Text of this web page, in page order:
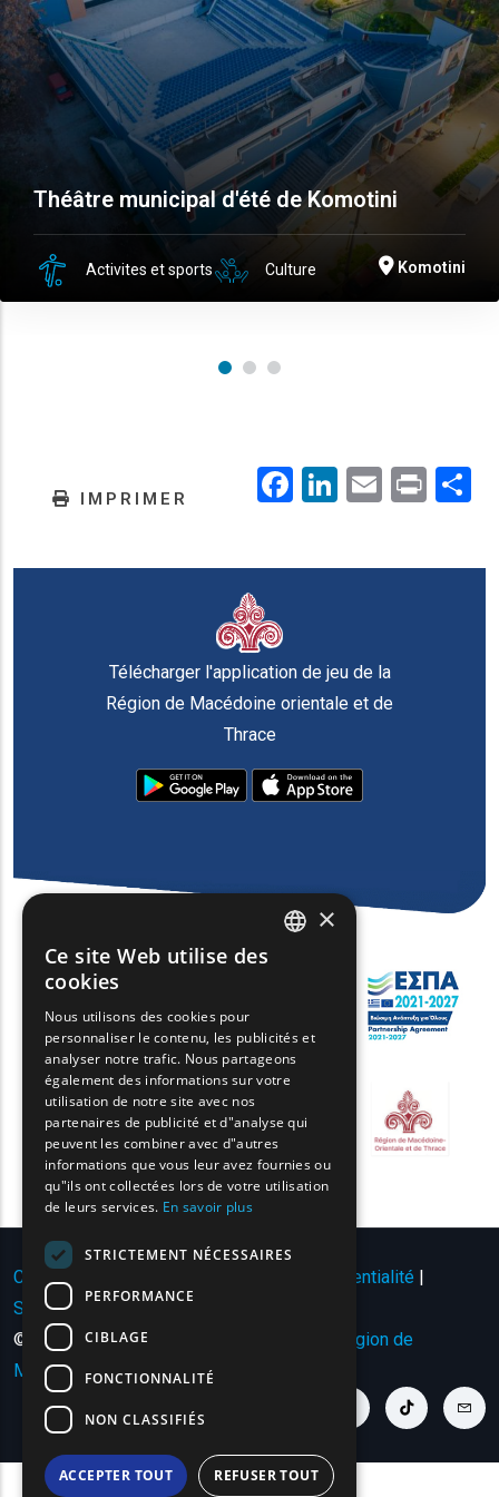
Théâtre municipal d'été de Komotini
Activites et sports Culture Komotini
IMPRIMER Facebook
LinkedIn
EmailPrint
Télécharger l'application de jeu de la
Région de Macédoine orientale et de
Thrace
Conditions d'utilisation | Politique de confidentialité |
Sitemap
| Contact
© Copyright 2024 - Tous droits réservés
Région de
Macédoine orientale et de Thrace
linkedin linkinstagram link
tiktok link
FRENCH
BULGARIAN
GERMAN
ROMANIAN
TURKISH
×
Ce site Web utilise des
cookies
Nous utilisons des cookies pour
personnaliser le contenu, les publicités et
analyser notre trafic. Nous partageons
également des informations sur votre
utilisation de notre site avec nos
partenaires de publicité et d"analyse qui
peuvent les combiner avec d"autres
informations que vous leur avez fournies ou
qu"ils ont collectées lors de votre utilisation
de leurs services. En savoir plus
STRICTEMENT NÉCESSAIRES
PERFORMANCE
CIBLAGE
FONCTIONNALITÉ
NON CLASSIFIÉS
ACCEPTER TOUT REFUSER TOUT